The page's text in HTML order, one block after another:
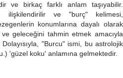
ve birkaç farklı anlam taşıyabilir.
ilişkilendirilir ve "burç" kelimesi,
konumlarına dayalı olarak
geleceğini tahmin etmek amacıyla
"Burcu" ismi, bu astrolojik
'güzel koku' anlamına gelmektedir.